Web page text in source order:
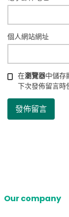
個人網站網址
在瀏覽器中儲存
下次發佈留言時
Our company